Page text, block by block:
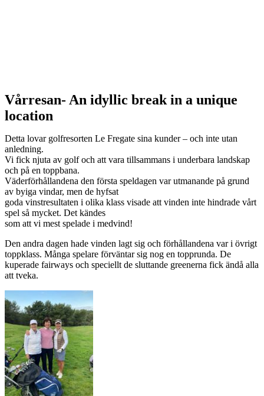
Vårresan- An idyllic break in a unique
location
Detta lovar golfresorten Le Fregate sina kunder – och inte utan
anledning.
Vi fick njuta av golf och att vara tillsammans i underbara landskap
och på en toppbana.
Väderförhållandena den första speldagen var utmanande på grund
av byiga vindar, men de hyfsat
goda vinstresultaten i olika klass visade att vinden inte hindrade vårt
spel så mycket. Det kändes
som att vi mest spelade i medvind!
Den andra dagen hade vinden lagt sig och förhållandena var i övrigt
toppklass. Många spelare förväntar sig nog en topprunda. De
kuperade fairways och speciellt de sluttande greenerna fick ändå alla
att tveka.